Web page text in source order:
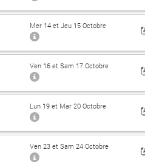
Mer 14 et Jeu 15 Octobre
Ven 16 et Sam 17 Octobre
Lun 19 et Mar 20 Octobre
Ven 23 et Sam 24 Octobre